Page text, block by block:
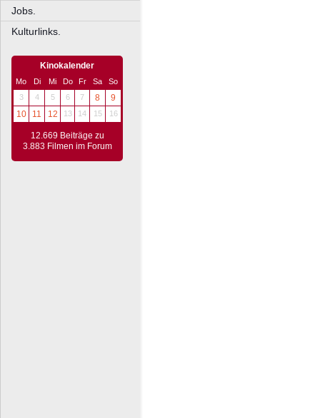
Jobs.
Kulturlinks.
Kinokalender
Mo Di Mi Do Fr Sa
So
3
4 5 6 7 8
9
10
11 12 13 14 15 16
12.669 Beiträge zu
3.883 Filmen im Forum